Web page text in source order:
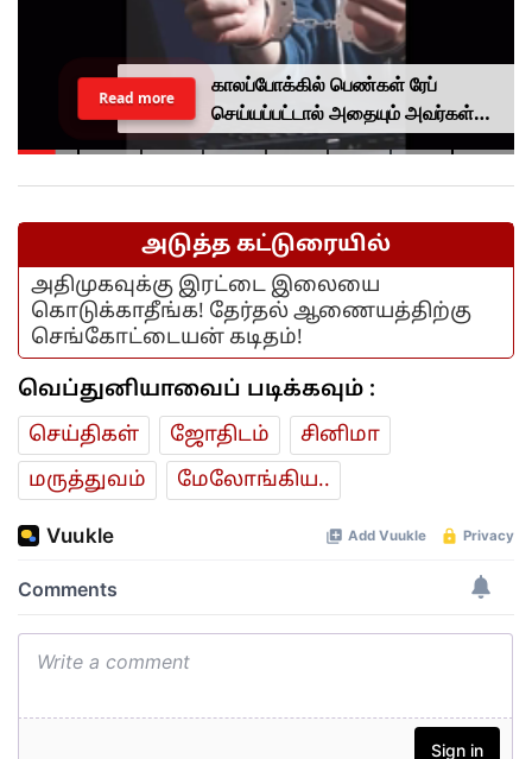
காலப்போக்கில் பெண்கள் ரேப்
செய்யப்பட்டால் அதையும் அவர்கள்
விரும்புவார்கள்.. சர்ச்சை கருத்து
Read more
அடுத்த கட்டுரையில்
அதிமுகவுக்கு இரட்டை இலையை
கொடுக்காதீங்க! தேர்தல் ஆணையத்திற்கு
செங்கோட்டையன் கடிதம்!
வெப்துனியாவைப் படிக்கவும் :
செய்திகள் ஜோ‌திட‌ம்
சினிமா
மரு‌த்துவ‌ம்
மேலோங்கிய..